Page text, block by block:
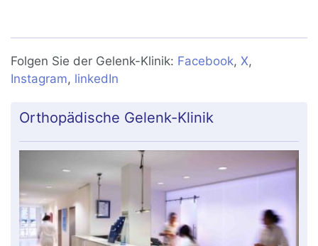
Folgen Sie der Gelenk-Klinik: Facebook,X,
Instagram, linkedIn
Orthopädische Gelenk-Klinik